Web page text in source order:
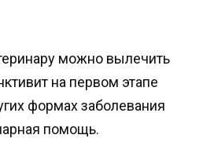
можно вылечить
на первом этапе
формах заболевания
помощь.